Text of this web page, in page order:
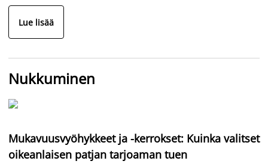
Lue lisää
Nukkuminen
Mukavuusvyöhykkeet ja -kerrokset: Kuinka valitset
oikeanlaisen patjan tarjoaman tuen